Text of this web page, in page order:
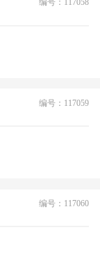
编号：117058
编号：117059
编号：117060